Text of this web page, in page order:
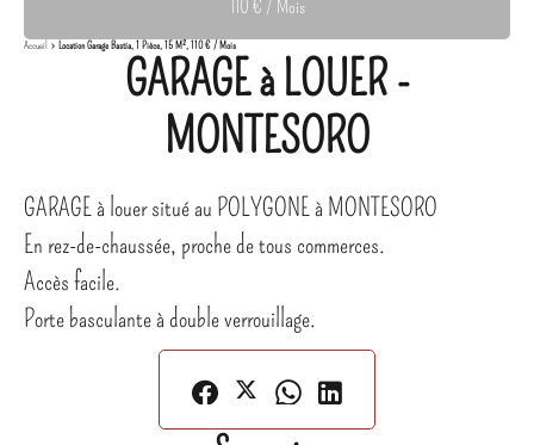
110 € / Mois
Accueil Location Garage Bastia, 1 Pièce, 15 M², 110 € / Mois
GARAGE à LOUER -
MONTESORO
GARAGE à louer situé au POLYGONE à MONTESORO
En rez-de-chaussée, proche de tous commerces.
Accès facile.
Porte basculante à double verrouillage.